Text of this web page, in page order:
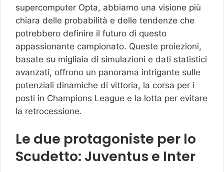
supercomputer Opta, abbiamo una visione più
chiara delle probabilità e delle tendenze che
potrebbero definire il futuro di questo
appassionante campionato. Queste proiezioni,
basate su migliaia di simulazioni e dati statistici
avanzati, offrono un panorama intrigante sulle
potenziali dinamiche di vittoria, la corsa per i
posti in Champions League e la lotta per evitare
la retrocessione.
Le due protagoniste per lo
Scudetto: Juventus e Inter